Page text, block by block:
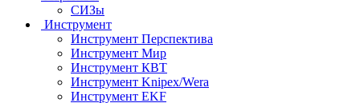
СИЗы
Инструмент
Инструмент Перспектива
Инструмент Мир
Инструмент КВТ
Инструмент Knipex/Wera
Инструмент EKF